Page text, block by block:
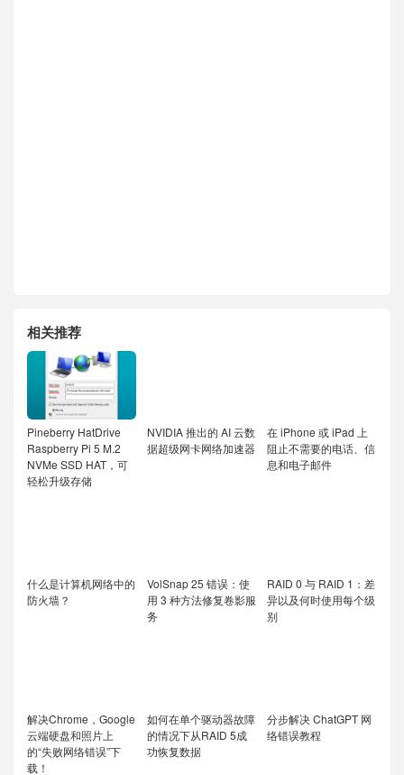
相关推荐
Pineberry HatDrive
Raspberry Pi 5 M.2
NVMe SSD HAT，可
轻松升级存储
NVIDIA 推出的 AI 云数
据超级网卡网络加速器
在 iPhone 或 iPad 上
阻止不需要的电话、信
息和电子邮件
什么是计算机网络中的
防火墙？
VolSnap 25 错误：使
用 3 种方法修复卷影服
务
RAID 0 与 RAID 1：差
异以及何时使用每个级
别
解决Chrome，Google
云端硬盘和照片上
的“失败网络错误”下
载！
如何在单个驱动器故障
的情况下从RAID 5成
功恢复数据
分步解决 ChatGPT 网
络错误教程